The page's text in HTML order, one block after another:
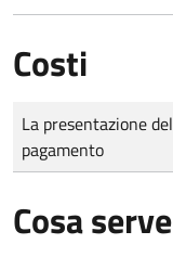
Costi
Tipo di pagamento
Importo
La presentazione
pagamento
Cosa serve